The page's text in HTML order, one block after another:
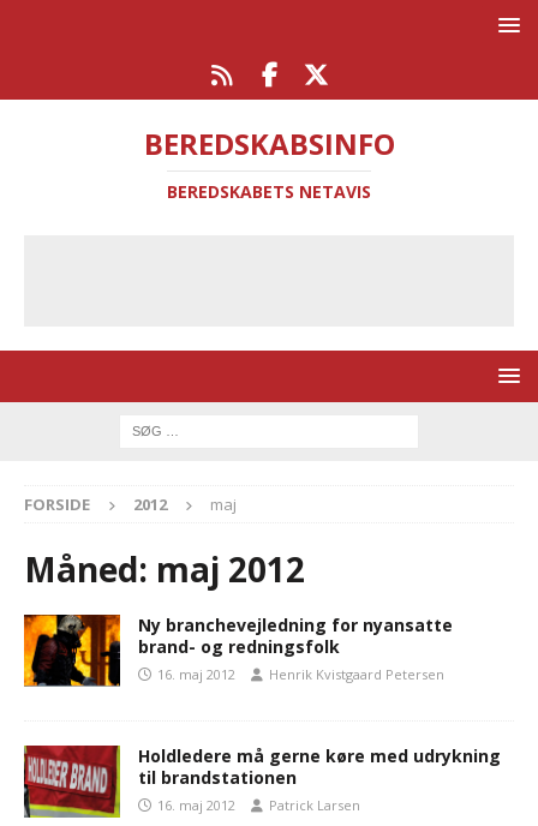
BEREDSKABSINFO
BEREDSKABETS NETAVIS
FORSIDE 2012 maj
Måned: maj 2012
Ny branchevejledning for nyansatte
brand- og redningsfolk
16. maj 2012 Henrik Kvistgaard Petersen
Holdledere må gerne køre med udrykning
til brandstationen
16. maj 2012 Patrick Larsen